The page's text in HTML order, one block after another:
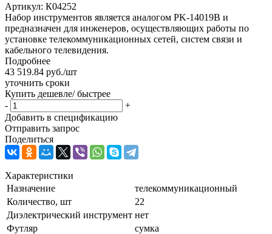
Артикул: К04252
Набор инструментов является аналогом PK-14019B и
предназначен для инженеров, осуществляющих работы по
установке телекоммуникационных сетей, систем связи и
кабельного телевидения.
Подробнее
43 519.84 руб./шт
уточнить сроки
Купить дешевле/ быстрее
-
+
Добавить в спецификацию
Отправить запрос
Поделиться
Характеристики
Назначение
телекоммуникационный
Количество, шт
22
Диэлектрический инструмент нет
Футляр
сумка